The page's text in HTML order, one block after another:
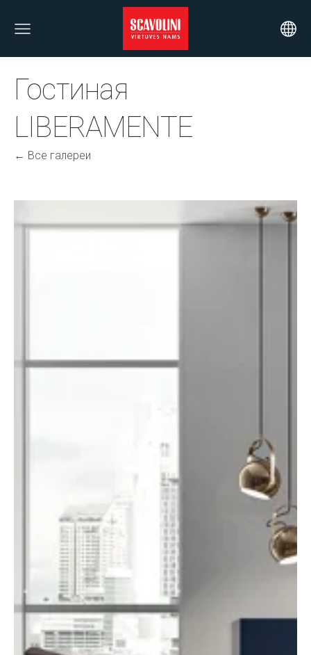
Гостиная
LIBERAMENTE
Все галереи